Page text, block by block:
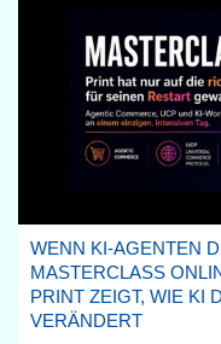
WENN KI-AGENTEN
MASTERCLASS
PRINT ZEIGT, WIE KI
VERÄNDERT